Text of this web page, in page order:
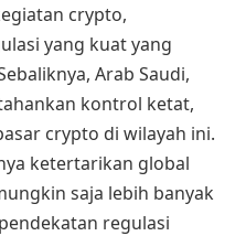
crypto,
yang kuat yang
Arab Saudi,
kontrol ketat,
crypto di wilayah ini.
ketertarikan global
saja lebih banyak
regulasi